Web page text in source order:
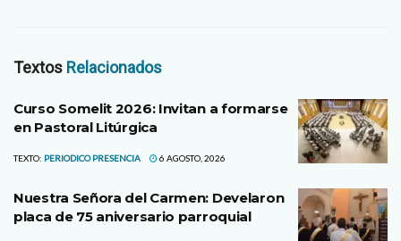
Textos Relacionados
Curso Somelit 2026: Invitan a formarse
en Pastoral Litúrgica
TEXTO: PERIODICO PRESENCIA 6 AGOSTO, 2026
Nuestra Señora del Carmen: Develaron
placa de 75 aniversario parroquial